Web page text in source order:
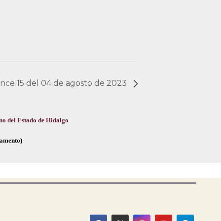
15 del 04 de agosto de 2023
del Estado de Hidalgo